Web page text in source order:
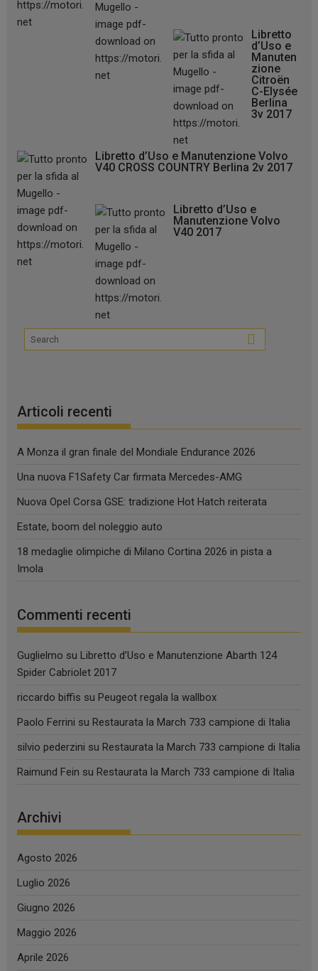
Libretto
d’Uso e
Manuten
zione
Citroën
C-Elysée
Berlina
3v 2017
Libretto d’Uso e Manutenzione Volvo
V40 CROSS COUNTRY Berlina 2v 2017
Libretto d’Uso e
Manutenzione Volvo
V40 2017
Articoli recenti
A Monza il gran finale del Mondiale Endurance 2026
Una nuova F1Safety Car firmata Mercedes-AMG
Nuova Opel Corsa GSE: tradizione Hot Hatch reiterata
Estate, boom del noleggio auto
18 medaglie olimpiche di Milano Cortina 2026 in pista a
Imola
Commenti recenti
Guglielmo suLibretto d’Uso e Manutenzione Abarth 124
Spider Cabriolet 2017
riccardo biffis suPeugeot regala la wallbox
Paolo Ferrini suRestaurata la March 733 campione di Italia
silvio pederzini suRestaurata la March 733 campione di Italia
Raimund Fein suRestaurata la March 733 campione di Italia
Archivi
Agosto 2026
Luglio 2026
Giugno 2026
Maggio 2026
Aprile 2026